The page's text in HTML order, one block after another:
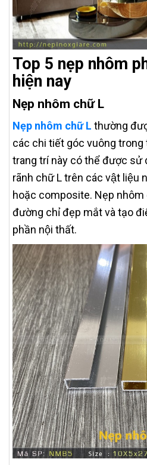
Top 5 nẹp nhôm
hiện nay
Nẹp nhôm chữ L
Nẹp nhôm chữ L thường
các chi tiết góc vuông trong
trang trí này có thể được sử
rãnh chữ L trên các vật liệu
hoặc composite. Nẹp
đường chỉ đẹp mắt và tạo
phần nội thất.